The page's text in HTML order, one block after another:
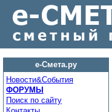
е-Смета.ру
Новости&Cобытия
ФОРУМЫ
Поиск по сайту